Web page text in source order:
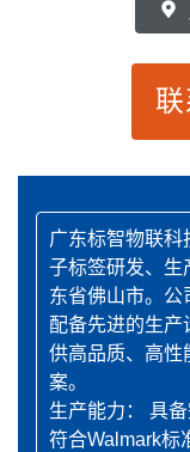
广东标智物联
子标签研发、生
东省佛山市。公
配备先进的生产
供高品质、高性
案。
生产能力： 具
符合Walmark标